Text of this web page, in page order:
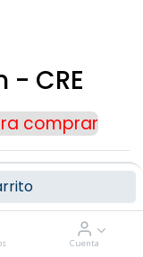
Cuenta
- CRE
comprar